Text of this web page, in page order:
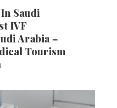
Saudi
IVF
Arabia –
Tourism